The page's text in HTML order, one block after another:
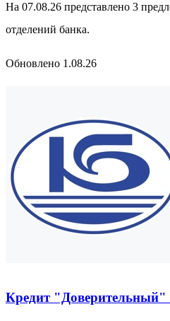
На 07.08.26 представлено 3
отделений банка.
Обновлено 1.08.26
Кредит "Доверительный"